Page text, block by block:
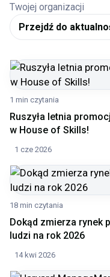
Twojej organizacji
Przejdź do
1 min czytania
Ruszyła letnia
w House of Skills!
1 cze 2026
18 min czytania
Dokąd zmierza rynek
ludzi na rok 2026
14 kwi 2026